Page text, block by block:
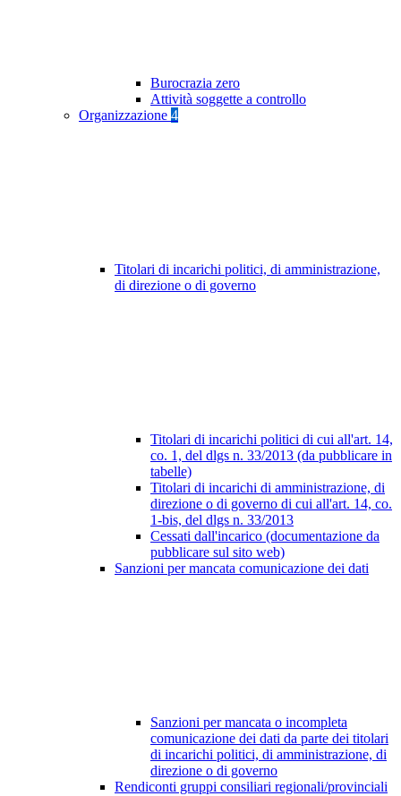
Burocrazia zero
Attività soggette a controllo
Organizzazione 4
Titolari di incarichi politici, di amministrazione,
di direzione o di governo
Titolari di incarichi politici di cui all'art. 14,
co. 1, del dlgs n. 33/2013 (da pubblicare in
tabelle)
Titolari di incarichi di amministrazione, di
direzione o di governo di cui all'art. 14, co.
1-bis, del dlgs n. 33/2013
Cessati dall'incarico (documentazione da
pubblicare sul sito web)
Sanzioni per mancata comunicazione dei dati
Sanzioni per mancata o incompleta
comunicazione dei dati da parte dei titolari
di incarichi politici, di amministrazione, di
direzione o di governo
Rendiconti gruppi consiliari regionali/provinciali